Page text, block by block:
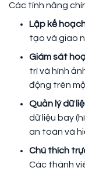
Các tính năng
Lập kế
tạo và giao
Giám sát
trí và hình
động trên
Quản lý dữ
dữ liệu bay
an toàn và
Chú thích
Các thành